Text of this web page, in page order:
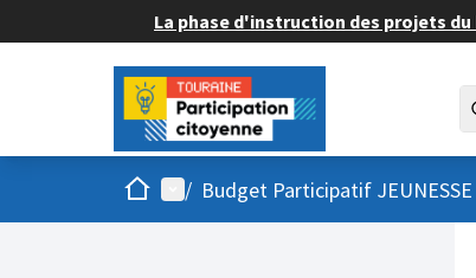
La phase d'instruction des projets
AccueilMenu principal
/ Budget Participatif